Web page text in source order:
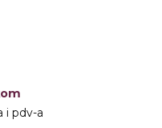
i pdv-a